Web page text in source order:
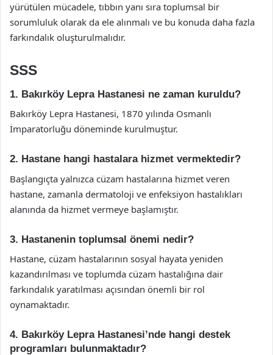
yürütülen mücadele, tıbbın yanı sıra toplumsal bir
sorumluluk olarak da ele alınmalı ve bu konuda daha fazla
farkındalık oluşturulmalıdır.
SSS
1. Bakırköy Lepra Hastanesi ne zaman kuruldu?
Bakırköy Lepra Hastanesi, 1870 yılında Osmanlı
İmparatorluğu döneminde kurulmuştur.
2. Hastane hangi hastalara hizmet vermektedir?
Başlangıçta yalnızca cüzam hastalarına hizmet veren
hastane, zamanla dermatoloji ve enfeksiyon hastalıkları
alanında da hizmet vermeye başlamıştır.
3. Hastanenin toplumsal önemi nedir?
Hastane, cüzam hastalarının sosyal hayata yeniden
kazandırılması ve toplumda cüzam hastalığına dair
farkındalık yaratılması açısından önemli bir rol
oynamaktadır.
4. Bakırköy Lepra Hastanesi’nde hangi destek
programları bulunmaktadır?